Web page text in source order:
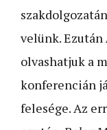
velünk. Ezután
olvashatjuk a
konferencián
felesége. Az